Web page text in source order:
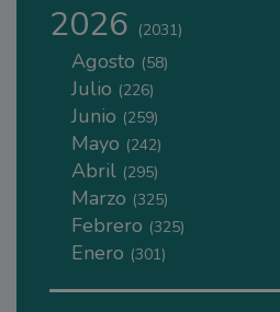
2026 (2031)
Agosto (58)
Julio (226)
Junio (259)
Mayo (242)
Abril (295)
Marzo (325)
Febrero (325)
Enero (301)